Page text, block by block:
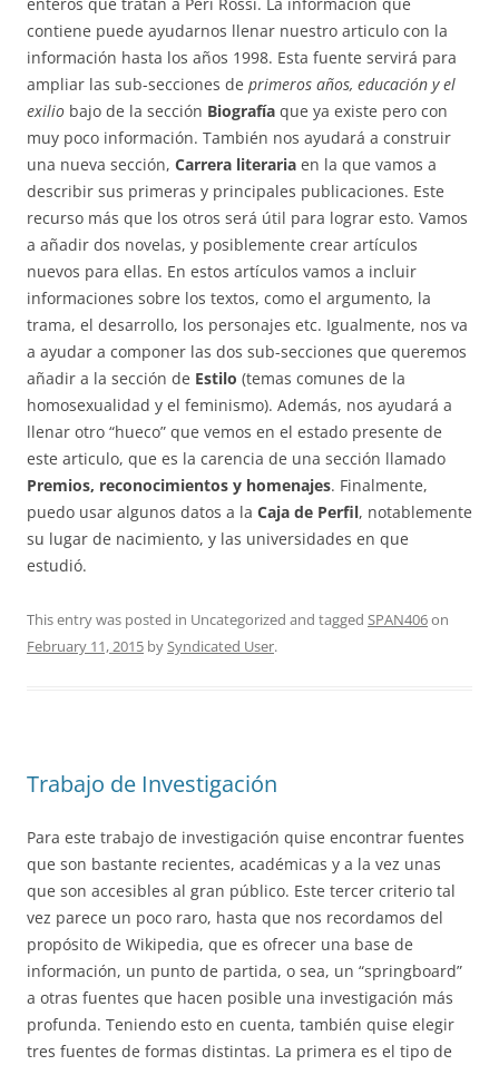
contiene puede ayudarnos llenar nuestro articulo con la
información hasta los años 1998. Esta fuente servirá para
ampliar las sub-secciones de primeros años, educación y el
exilio bajo de la sección Biografía que ya existe pero con
muy poco información. También nos ayudará a construir
una nueva sección, Carrera literaria en la que vamos a
describir sus primeras y principales publicaciones. Este
recurso más que los otros será útil para lograr esto. Vamos
a añadir dos novelas, y posiblemente crear artículos
nuevos para ellas. En estos artículos vamos a incluir
informaciones sobre los textos, como el argumento, la
trama, el desarrollo, los personajes etc. Igualmente, nos va
a ayudar a componer las dos sub-secciones que queremos
añadir a la sección de Estilo (temas comunes de la
homosexualidad y el feminismo). Además, nos ayudará a
llenar otro “hueco” que vemos en el estado presente de
este articulo, que es la carencia de una sección llamado
Premios, reconocimientos y homenajes. Finalmente,
puedo usar algunos datos a la Caja de Perfil, notablemente
su lugar de nacimiento, y las universidades en que
estudió.
This entry was posted in Uncategorized and tagged SPAN406on
February 11, 2015 bySyndicated User.
Trabajo de Investigación
Para este trabajo de investigación quise encontrar fuentes
que son bastante recientes, académicas y a la vez unas
que son accesibles al gran público. Este tercer criterio tal
vez parece un poco raro, hasta que nos recordamos del
propósito de Wikipedia, que es ofrecer una base de
información, un punto de partida, o sea, un “springboard”
a otras fuentes que hacen posible una investigación más
profunda. Teniendo esto en cuenta, también quise elegir
tres fuentes de formas distintas. La primera es el tipo de